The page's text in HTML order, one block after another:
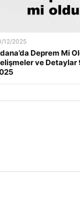
12/2025
Deprem Mi
ve Detaylar